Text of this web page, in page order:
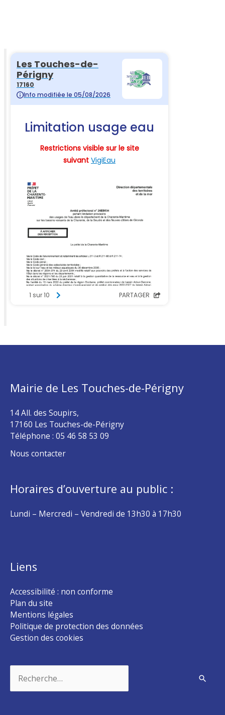
Mairie de Les Touches-de-Périgny
14 All. des Soupirs,
17160 Les Touches-de-Périgny
Téléphone : 05 46 58 53 09
Nous contacter
Horaires d’ouverture au public :
Lundi – Mercredi – Vendredi de 13h30 à 17h30
Liens
Accessibilité : non conforme
Plan du site
Mentions légales
Politique de protection des données
Gestion des cookies